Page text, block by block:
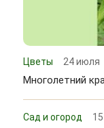
Цветы 24 июля
Многолетний
Сад и огород